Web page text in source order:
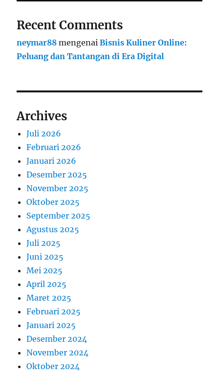
Recent Comments
neymar88 mengenaiBisnis Kuliner Online:
Peluang dan Tantangan di Era Digital
Archives
Juli 2026
Februari 2026
Januari 2026
Desember 2025
November 2025
Oktober 2025
September 2025
Agustus 2025
Juli 2025
Juni 2025
Mei 2025
April 2025
Maret 2025
Februari 2025
Januari 2025
Desember 2024
November 2024
Oktober 2024